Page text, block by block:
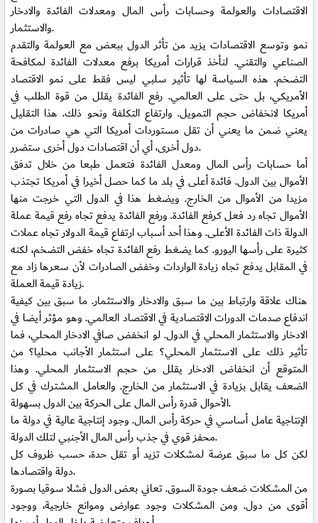
الاقتصادات والعولمة وحسابات رأس المال ومعدلات الفائدة والادخار
والاستثمار.
نمو وتوسع الاقتصادات يزيد من تأثر الدول ببعض مع العولمة والتقدم
الصناعي والتقني. لنأخذ قرارات أمريكا برفع معدلات الفائدة لمكافحة
التضخم. هذه السياسة لها تأثير سلبي ليس فقط على نمو الاقتصاد
الأمريكي، بل حتى على العالمي. رفع الفائدة يقلل من قوة الطلب في
أمريكا لانخفاض حجم التمويل. وارتفاع التكلفة ونحو ذلك. هذا التقليل
يعني ضمن ما يعني أن تقل مستوردات أمريكا التي هي صادرات من
دول أخرى، أي أن اقتصادات دول أخرى ستضرر.
أما حسابات رأس المال ومعدل الفائدة فتعمل طبعا من خلال تدفق
الأموال بين الدول. فائدة أعلى في بلد ما كما حصل أخيرا في أمريكا تجتذب
مزيدا من الأموال من الخارج. ويضغط هذا في الدول التي خرجت منها
الأموال تجاه رد فعل كرفع الفائدة. ورفع الفائدة يدفع تجاه رفع قيمة عملة
الدولة ذات الفائدة الأعلى. وهذا أحد أسباب ارتفاع قيمة الدولار تجاه عملات
كثيرة على رأسها اليورو. كما يضغط رفع الفائدة تجاه خفض التضخم، لكنه
في المقابل يدفع تجاه زيادة الواردات وخفض الصادرات لأن سعرها زاد مع
زيادة قيمة العملة.
هناك علاقة وارتباط بين ما سبق والادخار والاستثمار. ما سبق بين كيفية
اندفاع صدمات الدورات الاقتصادية في الاقتصاد العالمي. وهو مؤثر أيضا في
الادخار والاستثمار المحلي في الدول. لو انخفض صافي الادخار المحلي، فما
تأثير ذلك على الاستثمار المحلي؟ على استثمار الأجانب محليا؟ من
المتوقع أن انخفاض الادخار يقلل من حجم الاستثمار المحلي. وهذا
الضعف يقابل بزيادة في الاستثمار من الخارج. والعامل المشترك في كل
الأحوال قدرة رأس المال على الحركة بين الدول بسهولة.
الإنتاجية عامل أساسي في حركة رأس المال. وجود إنتاجية عالية في دولة ما
محفز قوي في جذب رأس المال الأجنبي لتلك الدولة.
لكن كل ما سبق عرضة لمشكلات تزيد أو تقل حدة، حسب ظروف كل
دولة واقتصادها.
من المشكلات ضعف جودة السوق. تعاني بعض الدول فشلا سوقيا بصورة
أقوى من دول. ومن المشكلات وجود عوارض وموانع خارجية، ووجود